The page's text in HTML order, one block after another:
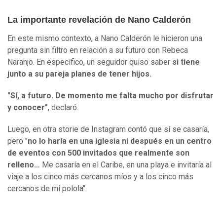
La importante revelación de Nano Calderón
En este mismo contexto, a Nano Calderón le hicieron una
pregunta sin filtro en relación a su futuro con Rebeca
Naranjo. En específico, un seguidor quiso saber si tiene
junto a su pareja planes de tener hijos.
"Sí, a futuro. De momento me falta mucho por disfrutar
y conocer", declaró.
Luego, en otra storie de Instagram contó que sí se casaría,
pero "no lo haría en una iglesia ni después en un centro
de eventos con 500 invitados que realmente son
relleno… Me casaría en el Caribe, en una playa e invitaría al
viaje a los cinco más cercanos míos y a los cinco más
cercanos de mi polola".